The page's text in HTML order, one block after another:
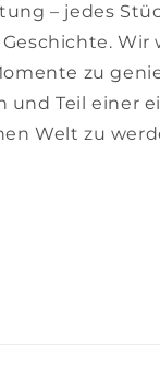
– jedes
Wir
zu
und Teil einer
Welt zu